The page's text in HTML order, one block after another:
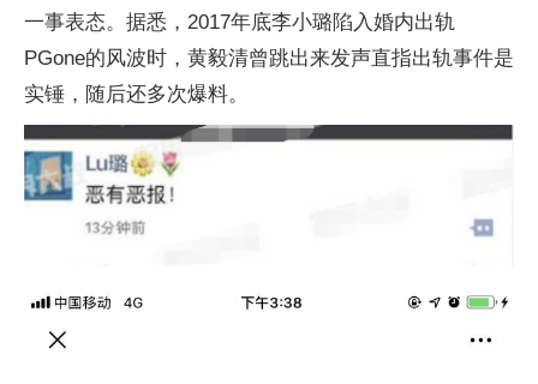
一事表态。据悉，2017年底李小璐陷入婚内出轨
PGone的风波时，黄毅清曾跳出来发声直指出轨事件是
实锤，随后还多次爆料。